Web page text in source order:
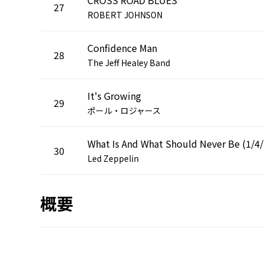
27
ROBERT JOHNSON
28 Confidence Man
The Jeff Healey Band
29 It's Growing
ポール・ロジャース
30
Led Zeppelin
概要